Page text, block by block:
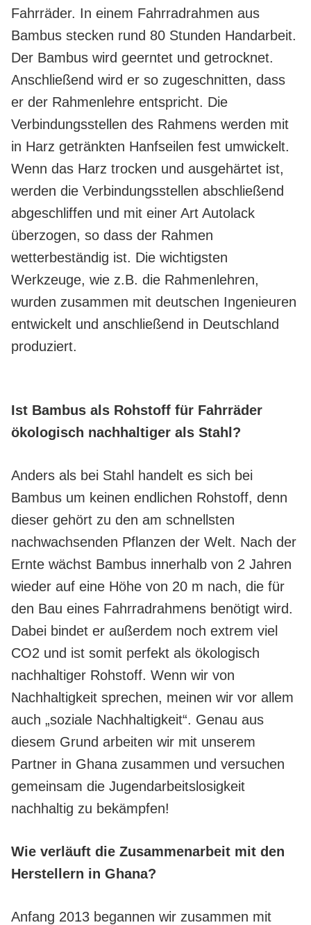
Fahrräder. In einem Fahrradrahmen aus
Bambus stecken rund 80 Stunden Handarbeit.
Der Bambus wird geerntet und getrocknet.
Anschließend wird er so zugeschnitten, dass
er der Rahmenlehre entspricht. Die
Verbindungsstellen des Rahmens werden mit
in Harz getränkten Hanfseilen fest umwickelt.
Wenn das Harz trocken und ausgehärtet ist,
werden die Verbindungsstellen abschließend
abgeschliffen und mit einer Art Autolack
überzogen, so dass der Rahmen
wetterbeständig ist. Die wichtigsten
Werkzeuge, wie z.B. die Rahmenlehren,
wurden zusammen mit deutschen Ingenieuren
entwickelt und anschließend in Deutschland
produziert.
Ist Bambus als Rohstoff für Fahrräder
ökologisch nachhaltiger als Stahl?
Anders als bei Stahl handelt es sich bei
Bambus um keinen endlichen Rohstoff, denn
dieser gehört zu den am schnellsten
nachwachsenden Pflanzen der Welt. Nach der
Ernte wächst Bambus innerhalb von 2 Jahren
wieder auf eine Höhe von 20 m nach, die für
den Bau eines Fahrradrahmens benötigt wird.
Dabei bindet er außerdem noch extrem viel
CO2 und ist somit perfekt als ökologisch
nachhaltiger Rohstoff. Wenn wir von
Nachhaltigkeit sprechen, meinen wir vor allem
auch „soziale Nachhaltigkeit“. Genau aus
diesem Grund arbeiten wir mit unserem
Partner in Ghana zusammen und versuchen
gemeinsam die Jugendarbeitslosigkeit
nachhaltig zu bekämpfen!
Wie verläuft die Zusammenarbeit mit den
Herstellern in Ghana?
Anfang 2013 begannen wir zusammen mit